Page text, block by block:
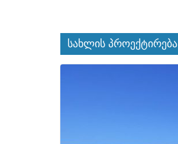
სახლის პროექტირება